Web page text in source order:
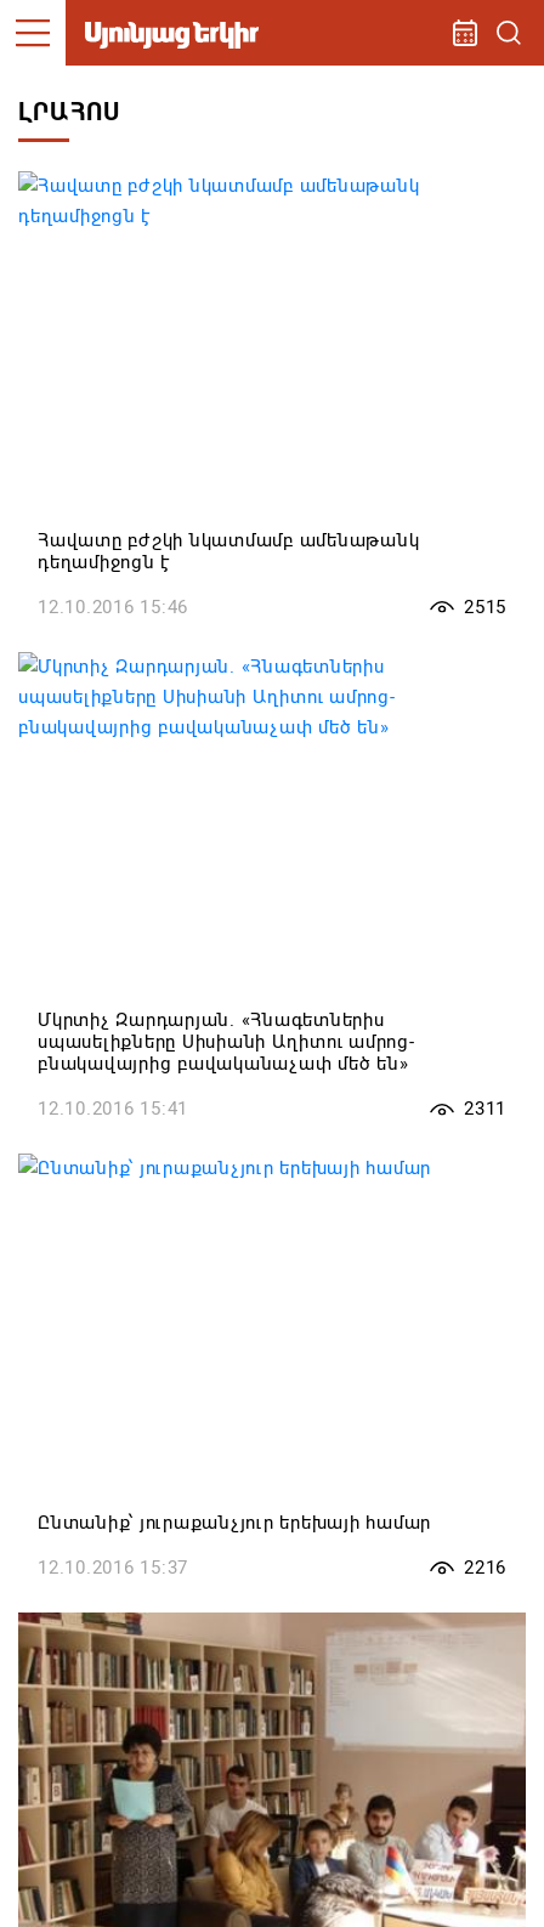
ԼՐԱՀՈՍ
Հավատը բժշկի նկատմամբ ամենաթանկ
դեղամիջոցն է
12.10.2016 15:46 2515
Մկրտիչ Զարդարյան. «Հնագետներիս
սպասելիքները Սիսիանի Աղիտու ամրոց-
բնակավայրից բավականաչափ մեծ են»
12.10.2016 15:41 2311
Ընտանիք՝ յուրաքանչյուր երեխայի համար
12.10.2016 15:37 2216